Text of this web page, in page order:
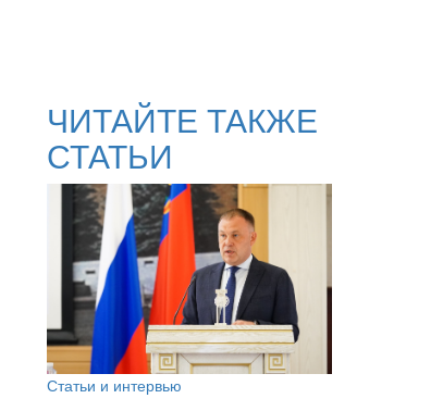
ЧИТАЙТЕ ТАКЖЕ
СТАТЬИ
Статьи и интервью